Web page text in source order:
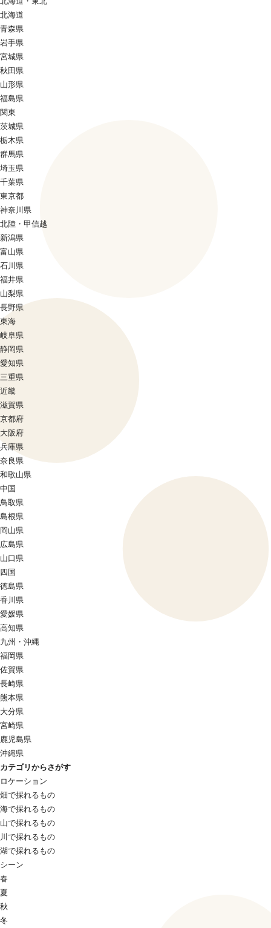
北海道
青森県
岩手県
宮城県
秋田県
山形県
福島県
関東
茨城県
栃木県
群馬県
埼玉県
千葉県
東京都
神奈川県
北陸・甲信越
新潟県
富山県
石川県
福井県
山梨県
長野県
東海
岐阜県
静岡県
愛知県
三重県
近畿
滋賀県
京都府
大阪府
兵庫県
奈良県
和歌山県
中国
鳥取県
島根県
岡山県
広島県
山口県
四国
徳島県
香川県
愛媛県
高知県
九州・沖縄
福岡県
佐賀県
長崎県
熊本県
大分県
宮崎県
鹿児島県
沖縄県
カテゴリからさがす
ロケーション
畑で採れるもの
海で採れるもの
山で採れるもの
川で採れるもの
湖で採れるもの
シーン
春
夏
秋
冬